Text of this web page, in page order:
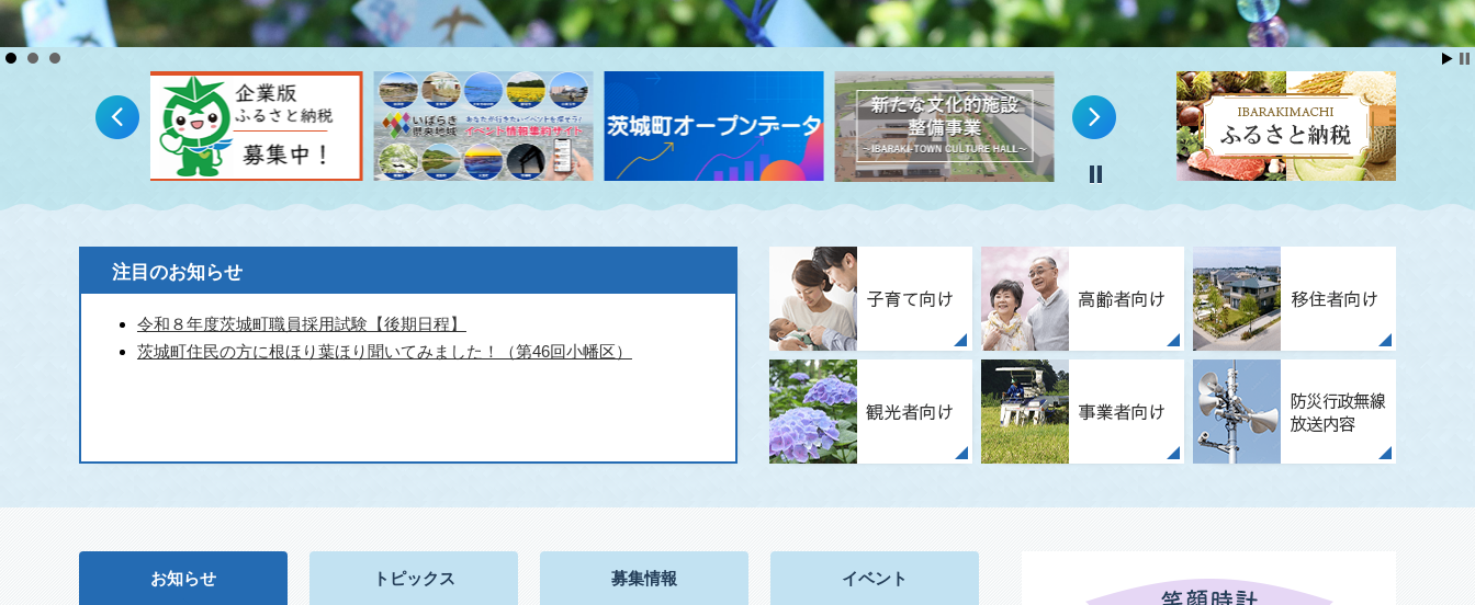
注目のお知らせ
令和８年度茨城町職員採用試験【後期日程】
茨城町住民の方に根ほり葉ほり聞いてみました！（第46回小幡区）
お知らせ トピックス 募集情報 イベント